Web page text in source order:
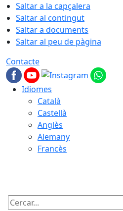
Saltar a la capçalera
Saltar al contingut
Saltar a documents
Saltar al peu de pàgina
Contacte
Idiomes
Català
Castellà
Anglès
Alemany
Francès